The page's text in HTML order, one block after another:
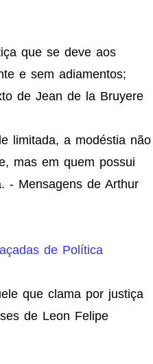
que se deve aos
e sem adiamentos;
de Jean de la Bruyere
limitada, a modéstia não
mas em quem possui
- Mensagens de Arthur
de Política
que clama por justiça
de Leon Felipe